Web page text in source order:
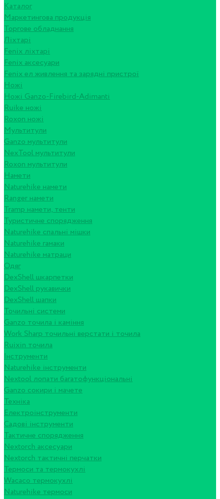
Каталог
Маркетингова продукція
Торгове обладнання
Ліхтарі
Fenix ліхтарі
Fenix аксесуари
Fenix ел живлення та зарядні пристрої
Ножі
Ножі Ganzo-Firebird-Adimanti
Ruike ножі
Roxon ножi
Мультитули
Ganzo мультитули
NexTool мультитули
Roxon мультитули
Намети
Naturehike намети
Ranger намети
Tramp намети, тенти
Туристичне спорядження
Naturehike спальні мішки
Naturehike гамаки
Naturehike матраци
Одяг
DexShell шкарпетки
DexShell рукавички
DexShell шапки
Точильні системи
Ganzo точила і каміння
Work Sharp точильні верстати і точила
Ruixin точила
Інструменти
Naturehike інструменти
Nextool лопати багатофункціональні
Ganzo сокири і мачете
Техніка
Електроінструменти
Садові інструменти
Тактичне спорядження
Nextorch аксесуари
Nextorch тактичні перчатки
Термоси та термокухлі
Wacaco термокухлі
Naturehike термоси